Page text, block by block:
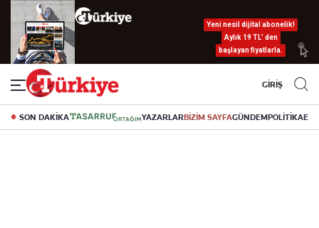
Yeni nesil dijital abonelik!
Aylık 19 TL’ den
başlayan fiyatlarla.
GİRİŞ
SON DAKİKA YAZARLARBİZİM SAYFAGÜNDEMPOLİTİKA